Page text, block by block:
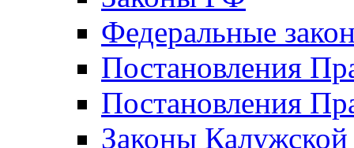
Федеральные
Постановления
Постановления
Законы Калужской